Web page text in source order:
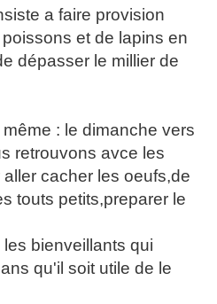
a faire provision
et de lapins en
dépasser le millier de
: le dimanche vers
retrouvons avce les
cacher les oeufs,de
touts petits,preparer le
bienveillants qui
qu'il soit utile de le